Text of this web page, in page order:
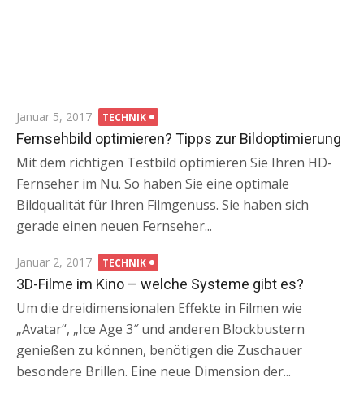
Posted
on
Januar 5, 2017 TECHNIK
Fernsehbild optimieren? Tipps zur Bildoptimierung
Mit dem richtigen Testbild optimieren Sie Ihren HD-
Fernseher im Nu. So haben Sie eine optimale
Bildqualität für Ihren Filmgenuss. Sie haben sich
gerade einen neuen Fernseher...
Posted
on
Januar 2, 2017 TECHNIK
3D-Filme im Kino – welche Systeme gibt es?
Um die dreidimensionalen Effekte in Filmen wie
„Avatar“, „Ice Age 3″ und anderen Blockbustern
genießen zu können, benötigen die Zuschauer
besondere Brillen. Eine neue Dimension der...